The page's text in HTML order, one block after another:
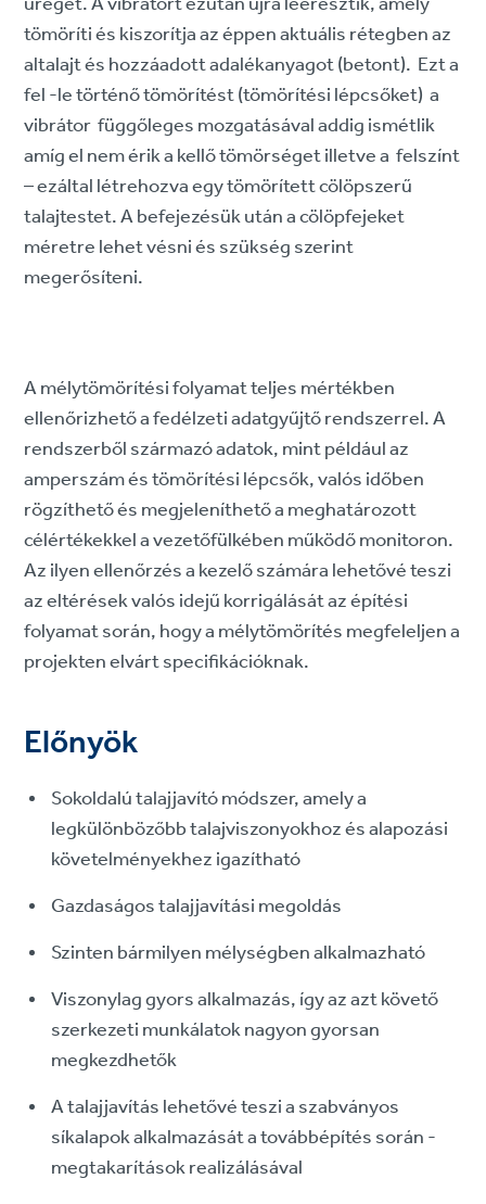
tömöríti és kiszorítja az éppen aktuális rétegben az
altalajt és hozzáadott adalékanyagot (betont). Ezt a
fel -le történő tömörítést (tömörítési lépcsőket) a
vibrátor függőleges mozgatásával addig ismétlik
amíg el nem érik a kellő tömörséget illetve a felszínt
– ezáltal létrehozva egy tömörített cölöpszerű
talajtestet. A befejezésük után a cölöpfejeket
méretre lehet vésni és szükség szerint
megerősíteni.
A mélytömörítési folyamat teljes mértékben
ellenőrizhető a fedélzeti adatgyűjtő rendszerrel. A
rendszerből származó adatok, mint például az
amperszám és tömörítési lépcsők, valós időben
rögzíthető és megjeleníthető a meghatározott
célértékekkel a vezetőfülkében működő monitoron.
Az ilyen ellenőrzés a kezelő számára lehetővé teszi
az eltérések valós idejű korrigálását az építési
folyamat során, hogy a mélytömörítés megfeleljen a
projekten elvárt specifikációknak.
Előnyök
Sokoldalú talajjavító módszer, amely a
legkülönbözőbb talajviszonyokhoz és alapozási
követelményekhez igazítható
Gazdaságos talajjavítási megoldás
Szinten bármilyen mélységben alkalmazható
Viszonylag gyors alkalmazás, így az azt követő
szerkezeti munkálatok nagyon gyorsan
megkezdhetők
A talajjavítás lehetővé teszi a szabványos
síkalapok alkalmazását a továbbépítés során -
megtakarítások realizálásával